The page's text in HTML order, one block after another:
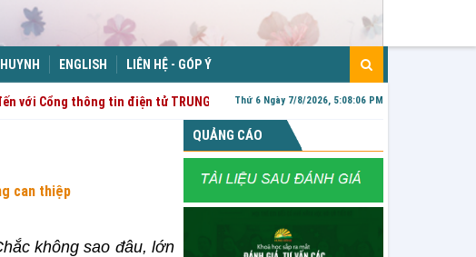
ENGLISH LIÊN HỆ - GÓP Ý
Cổng thông tin điện tử TRUNG TÂM NGHIÊN CỨU, ỨNG DỤNG KHOA HỌC TÂM LÝ –
Thứ 6 Ngày 7/8/2026, 5:08:07 PM
can thiệp
không sao đâu, lớn
QUẢNG CÁO